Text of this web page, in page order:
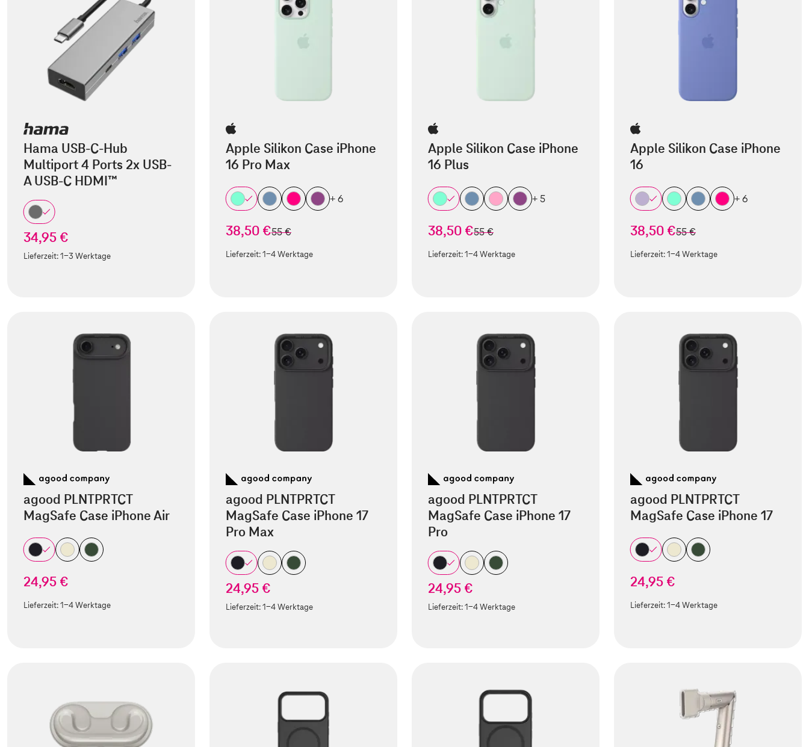
Hama USB-C-Hub
Multiport 4 Ports 2x USB-
A USB-C HDMI™
34,95 €
Lieferzeit:1-3 Werktage
Apple Silikon Case iPhone
16 Pro Max
+ 6
38,50 €statt
55 €
Lieferzeit:1-4 Werktage
Apple Silikon Case iPhone
16 Plus
+ 5
38,50 €statt
55 €
Lieferzeit:1-4 Werktage
Apple Silikon Case iPhone
16
+ 6
38,50 €statt
55 €
Lieferzeit:1-4 Werktage
agood PLNTPRTCT
MagSafe Case iPhone Air
24,95 €
Lieferzeit:1-4 Werktage
agood PLNTPRTCT
MagSafe Case iPhone 17
Pro Max
24,95 €
Lieferzeit:1-4 Werktage
agood PLNTPRTCT
MagSafe Case iPhone 17
Pro
24,95 €
Lieferzeit:1-4 Werktage
agood PLNTPRTCT
MagSafe Case iPhone 17
24,95 €
Lieferzeit:1-4 Werktage